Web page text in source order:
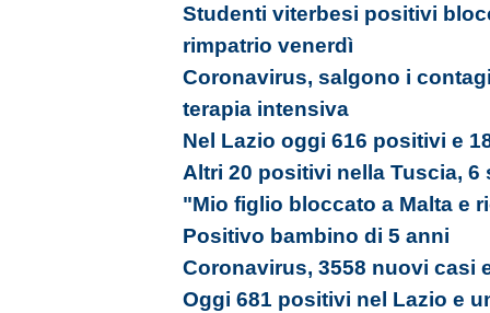
Studenti viterbesi positivi
rimpatrio venerdì
Coronavirus, salgono i
terapia intensiva
Nel Lazio oggi 616 positivi e
Altri 20 positivi nella Tuscia, 6
"Mio figlio bloccato a Malta e
Positivo bambino di 5 anni
Coronavirus, 3558 nuovi casi
Oggi 681 positivi nel Lazio e